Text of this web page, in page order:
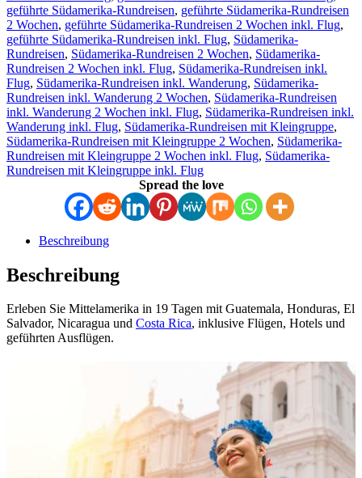
geführte Südamerika-Rundreisen, geführte Südamerika-Rundreisen
2 Wochen, geführte Südamerika-Rundreisen 2 Wochen inkl. Flug,
geführte Südamerika-Rundreisen inkl. Flug, Südamerika-
Rundreisen, Südamerika-Rundreisen 2 Wochen, Südamerika-
Rundreisen 2 Wochen inkl. Flug, Südamerika-Rundreisen inkl.
Flug, Südamerika-Rundreisen inkl. Wanderung, Südamerika-
Rundreisen inkl. Wanderung 2 Wochen, Südamerika-Rundreisen
inkl. Wanderung 2 Wochen inkl. Flug, Südamerika-Rundreisen inkl.
Wanderung inkl. Flug, Südamerika-Rundreisen mit Kleingruppe,
Südamerika-Rundreisen mit Kleingruppe 2 Wochen, Südamerika-
Rundreisen mit Kleingruppe 2 Wochen inkl. Flug, Südamerika-
Rundreisen mit Kleingruppe inkl. Flug
Spread the love
Beschreibung
Beschreibung
Erleben Sie Mittelamerika in 19 Tagen mit Guatemala, Honduras, El
Salvador, Nicaragua und Costa Rica, inklusive Flügen, Hotels und
geführten Ausflügen.